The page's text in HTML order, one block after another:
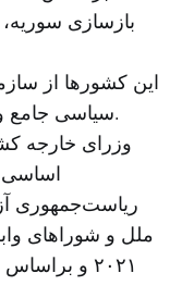
بازسازی
این کشورها از
سیاسی جامع و صریح غیرقابل بازگشت را آغاز کند.
وزرای خارجه
اساسی
ریاست‌جمهوری
ملل و شوراهای
۲۰۲۱ و